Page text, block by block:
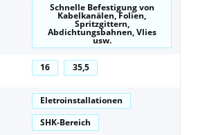
Schnelle Befestigung von
Kabelkanälen, Folien,
Spritzgittern,
Abdichtungsbahnen, Vlies
usw.
16 35,5
Eletroinstallationen
SHK-Bereich